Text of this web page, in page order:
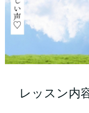
レッスン内